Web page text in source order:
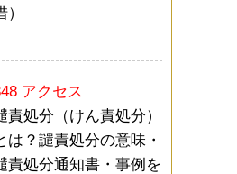
）
アクセス
責処分（けん責処分）
は？譴責処分の意味・
責処分通知書・事例を